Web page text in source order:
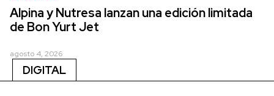
Alpina y Nutresa lanzan una edición limitada
de Bon Yurt Jet
agosto 4, 2026
DIGITAL